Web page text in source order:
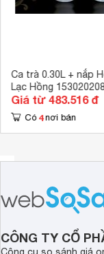
Ca trà 0.30L + nắp
Lạc Hồng
Giá từ 483.516 đ
Có 4 nơi bán
CÔNG TY CỔ